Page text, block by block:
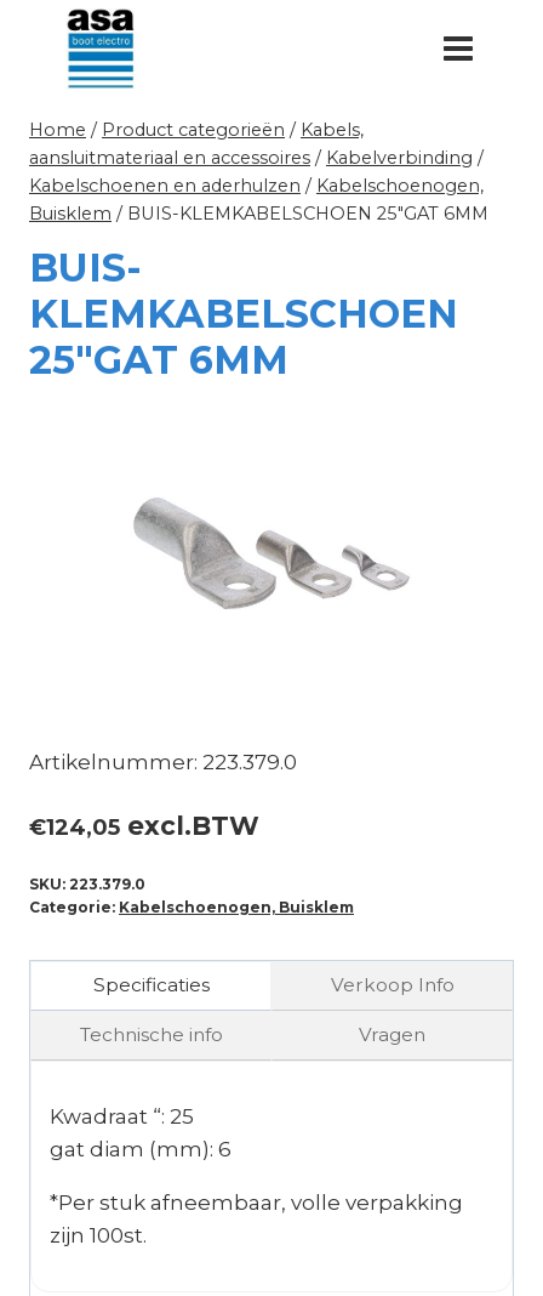
Doorgaan
inhoud
Home / Product categorieën / Kabels,
aansluitmateriaal en accessoires / Kabelverbinding /
Kabelschoenen en aderhulzen / Kabelschoenogen,
Buisklem / BUIS-KLEMKABELSCHOEN 25″GAT 6MM
BUIS-
KLEMKABELSCHOEN
25″GAT 6MM
Artikelnummer: 223.379.0
€124,05 excl.BTW
SKU: 223.379.0
Categorie: Kabelschoenogen, Buisklem
Specificaties Verkoop Info
Technische info Vragen
Kwadraat “: 25
gat diam (mm): 6
*Per stuk afneembaar, volle verpakking
zijn 100st.